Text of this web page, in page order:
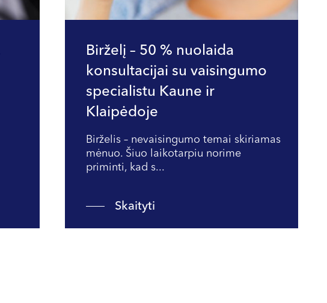
Birželį – 50 % nuolaida
konsultacijai su vaisingumo
specialistu Kaune ir
Klaipėdoje
Birželis – nevaisingumo temai skiriamas
mėnuo. Šiuo laikotarpiu norime
priminti, kad s...
Skaityti